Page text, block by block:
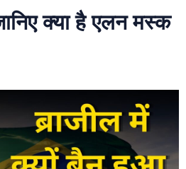
क्या है एलन मस्क